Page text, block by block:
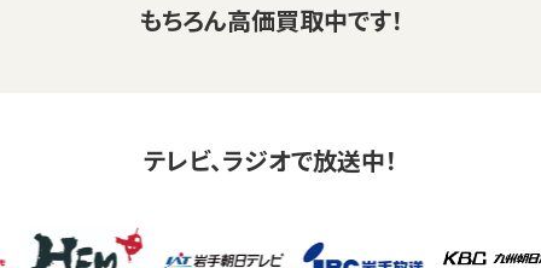
もちろん高価買取中です！
テレビ、ラジオで放送中！